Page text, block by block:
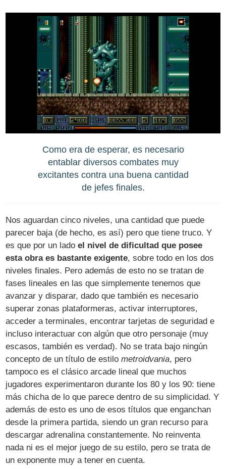
Como era de esperar, es necesario
entablar diversos combates muy
excitantes contra una buena cantidad
de jefes finales.
Nos aguardan cinco niveles, una cantidad que puede
parecer baja (de hecho, es así) pero que tiene truco. Y
es que por un ladoel nivel de dificultad que posee
esta obra es bastante exigente, sobre todo en los dos
niveles finales. Pero además de esto no se tratan de
fases lineales en las que simplemente tenemos que
avanzar y disparar, dado que también es necesario
superar zonas plataformeras, activar interruptores,
acceder a terminales, encontrar tarjetas de seguridad e
incluso interactuar con algún que otro personaje (muy
escasos, también es verdad). No se trata bajo ningún
concepto de un título de estilometroidvania, pero
tampoco es el clásico arcade lineal que muchos
jugadores experimentaron durante los 80 y los 90: tiene
más chicha de lo que parece dentro de su simplicidad. Y
además de esto es uno de esos títulos que enganchan
desde la primera partida, siendo un gran recurso para
descargar adrenalina constantemente. No reinventa
nada ni es el mejor juego de su estilo, pero se trata de
un exponente muy a tener en cuenta.